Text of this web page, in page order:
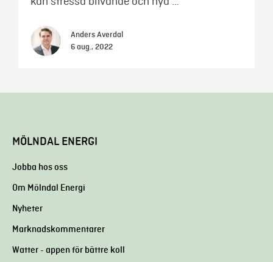
Anders Averdal
6 aug., 2022
MÖLNDAL ENERGI
Jobba hos oss
Om Mölndal Energi
Nyheter
Marknadskommentarer
Watter - appen för bättre koll